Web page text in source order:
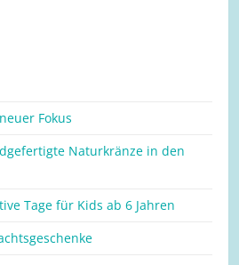
Fokus
Naturkränze in den
Tage für Kids ab 6 Jahren